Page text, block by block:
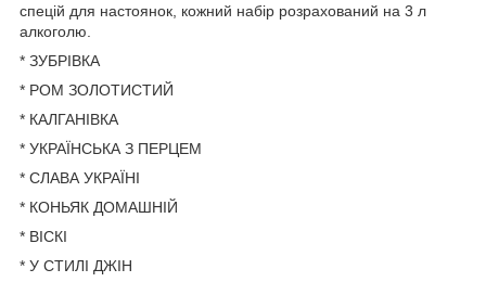
спецій для настоянок, кожний набір розрахований на 3 л
алкоголю.
* ЗУБРІВКА
* РОМ ЗОЛОТИСТИЙ
* КАЛГАНІВКА
* УКРАЇНСЬКА З ПЕРЦЕМ
* СЛАВА УКРАЇНІ
* КОНЬЯК ДОМАШНІЙ
* ВІСКІ
* У СТИЛІ ДЖІН